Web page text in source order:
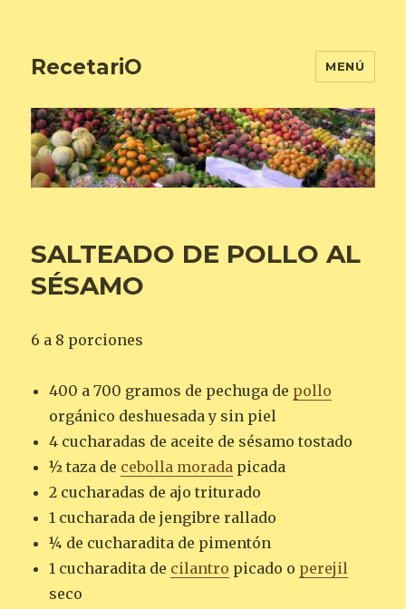
RecetariO MENÚ
SALTEADO DE POLLO AL
SÉSAMO
6 a 8 porciones
400 a 700 gramos de pechuga de pollo
orgánico deshuesada y sin piel
4 cucharadas de aceite de sésamo tostado
½ taza de cebolla morada picada
2 cucharadas de ajo triturado
1 cucharada de jengibre rallado
¼ de cucharadita de pimentón
1 cucharadita de cilantro picado o perejil
seco